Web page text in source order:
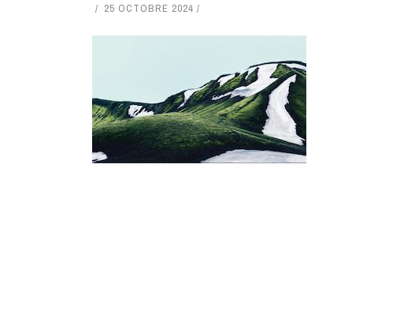
25 OCTOBRE 2024